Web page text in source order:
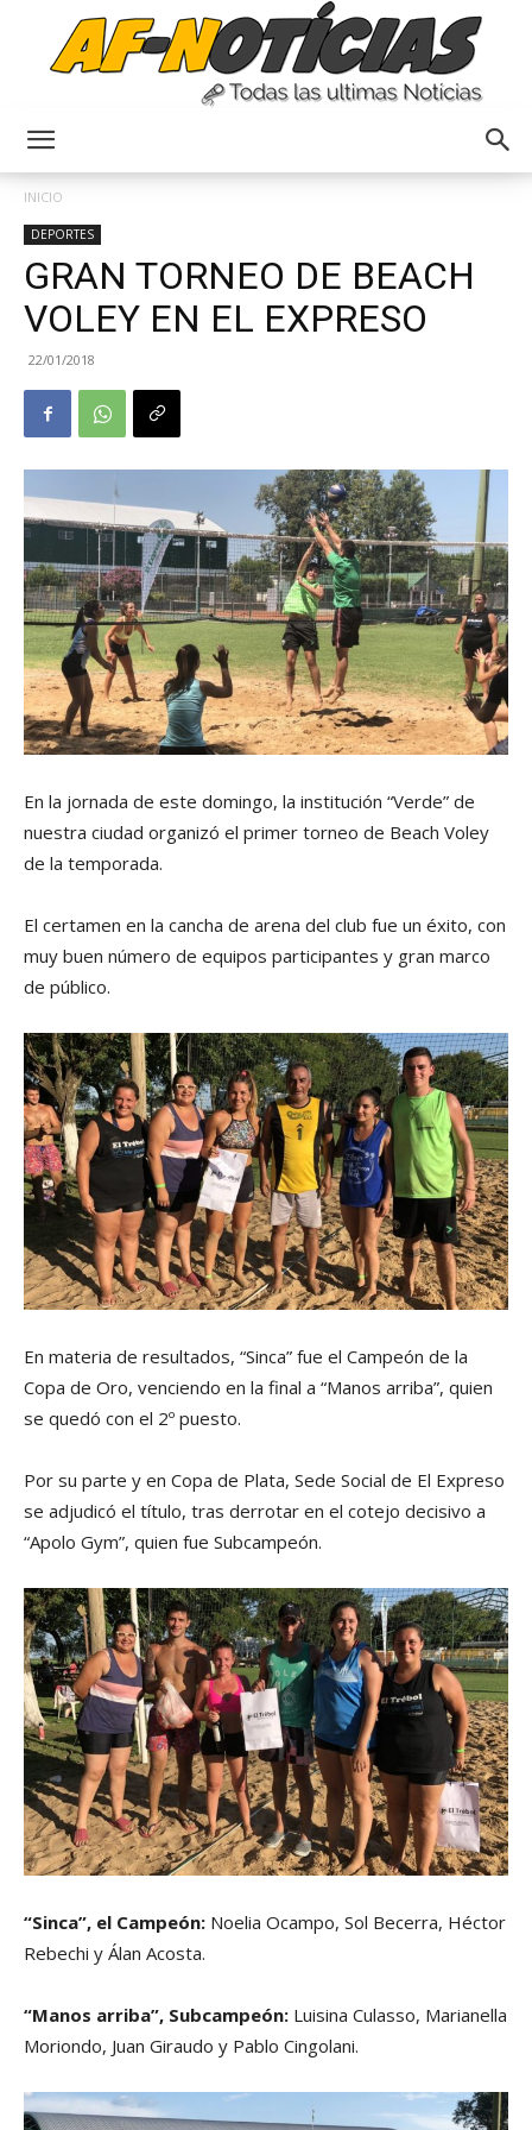
INICIO
DEPORTES
GRAN TORNEO DE BEACH
VOLEY EN EL EXPRESO
22/01/2018
En la jornada de este domingo, la institución “Verde” de
nuestra ciudad organizó el primer torneo de Beach Voley
de la temporada.
El certamen en la cancha de arena del club fue un éxito, con
muy buen número de equipos participantes y gran marco
de público.
En materia de resultados, “Sinca” fue el Campeón de la
Copa de Oro, venciendo en la final a “Manos arriba”, quien
se quedó con el 2º puesto.
Por su parte y en Copa de Plata, Sede Social de El Expreso
se adjudicó el título, tras derrotar en el cotejo decisivo a
“Apolo Gym”, quien fue Subcampeón.
“Sinca”, el Campeón: Noelia Ocampo, Sol Becerra, Héctor
Rebechi y Álan Acosta.
“Manos arriba”, Subcampeón: Luisina Culasso, Marianella
Moriondo, Juan Giraudo y Pablo Cingolani.